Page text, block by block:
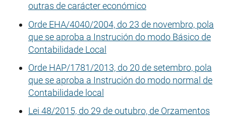
outras de carácter económico
Orde EHA/4040/2004, do 23 de novembro, pola
que se aproba a Instrución do modo Básico de
Contabilidade Local
Orde HAP/1781/2013, do 20 de setembro, pola
que se aproba a Instrución do modo normal de
Contabilidade local
Lei 48/2015, do 29 de outubro, de Orzamentos